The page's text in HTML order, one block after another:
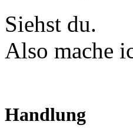
Siehst du.
Also mache
Handlung